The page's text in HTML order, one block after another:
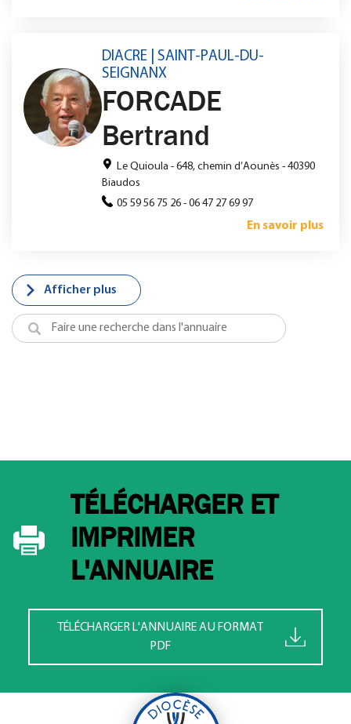
DIACRE | SAINT-PAUL-DU-
SEIGNANX
FORCADE
Bertrand
Le Quioula - 648, chemin d’Aounès - 40390
Biaudos
05 59 56 75 26 - 06 47 27 69 97
En savoir plus
Afficher plus
TÉLÉCHARGER ET
IMPRIMER
L'ANNUAIRE
TÉLÉCHARGER L'ANNUAIRE AU FORMAT
PDF